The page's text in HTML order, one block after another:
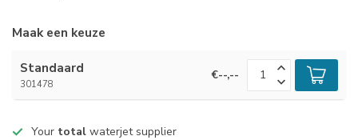
Maak een keuze
Standaard
301478
€--,--
Your total waterjet supplier